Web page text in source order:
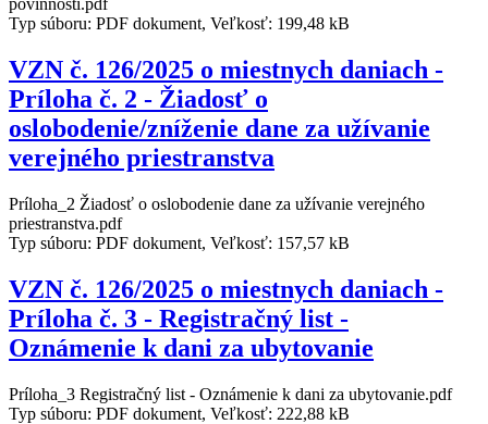
povinnosti.pdf
Typ súboru: PDF dokument, Veľkosť: 199,48 kB
VZN č. 126/2025 o miestnych daniach -
Príloha č. 2 - Žiadosť o
oslobodenie/zníženie dane za užívanie
verejného priestranstva
Príloha_2 Žiadosť o oslobodenie dane za užívanie verejného
priestranstva.pdf
Typ súboru: PDF dokument, Veľkosť: 157,57 kB
VZN č. 126/2025 o miestnych daniach -
Príloha č. 3 - Registračný list -
Oznámenie k dani za ubytovanie
Príloha_3 Registračný list - Oznámenie k dani za ubytovanie.pdf
Typ súboru: PDF dokument, Veľkosť: 222,88 kB